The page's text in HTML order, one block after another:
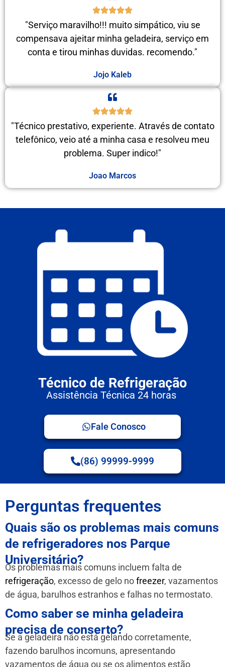
"Serviço maravilho!!! muito simpático, viu se
compensava ajeitar minha geladeira, serviço em
conta e tirou minhas duvidas. recomendo."
Jojo Kaleb
"Técnico prestativo, experiente. Através de contato
telefônico, veio até a minha casa e resolveu meu
problema. Super indico!"
Joao Marcos
Técnico de Refrigeração
Assistência Técnica 24 horas
Fale Conosco
(86) 99999-9999
Perguntas frequentes
Quais são os problemas mais comuns
de refrigeradores nos Parque
Universitário?
Os problemas mais comuns incluem falta de
refrigeração, excesso de gelo nofreezer, vazamentos
de água, barulhos estranhos e falhas no termostato.
Como saber se minha geladeira
precisa de conserto?
Se a geladeira não está gelando corretamente,
fazendo barulhos incomuns, apresentando
vazamentos de água ou se os alimentos estão